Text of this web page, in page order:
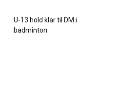
U-13 hold klar til DM i
badminton